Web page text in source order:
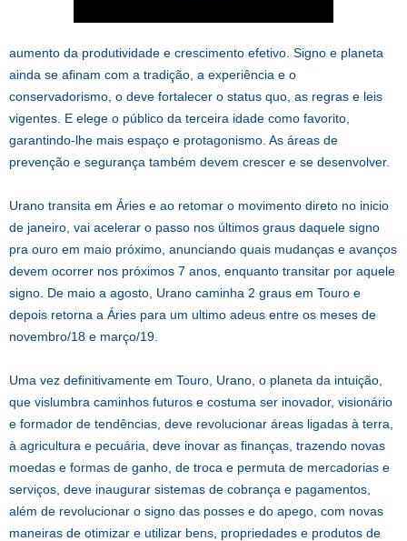
aumento da produtividade e crescimento efetivo. Signo e planeta
ainda se afinam com a tradição, a experiência e o
conservadorismo, o deve fortalecer o status quo, as regras e leis
vigentes. E elege o público da terceira idade como favorito,
garantindo-lhe mais espaço e protagonismo. As áreas de
prevenção e segurança também devem crescer e se desenvolver.
Urano transita em Áries e ao retomar o movimento direto no inicio
de janeiro, vai acelerar o passo nos últimos graus daquele signo
pra ouro em maio próximo, anunciando quais mudanças e avanços
devem ocorrer nos próximos 7 anos, enquanto transitar por aquele
signo. De maio a agosto, Urano caminha 2 graus em Touro e
depois retorna a Áries para um ultimo adeus entre os meses de
novembro/18 e março/19.
Uma vez definitivamente em Touro, Urano, o planeta da intuição,
que vislumbra caminhos futuros e costuma ser inovador, visionário
e formador de tendências, deve revolucionar áreas ligadas à terra,
à agricultura e pecuária, deve inovar as finanças, trazendo novas
moedas e formas de ganho, de troca e permuta de mercadorias e
serviços, deve inaugurar sistemas de cobrança e pagamentos,
além de revolucionar o signo das posses e do apego, com novas
maneiras de otimizar e utilizar bens, propriedades e produtos de